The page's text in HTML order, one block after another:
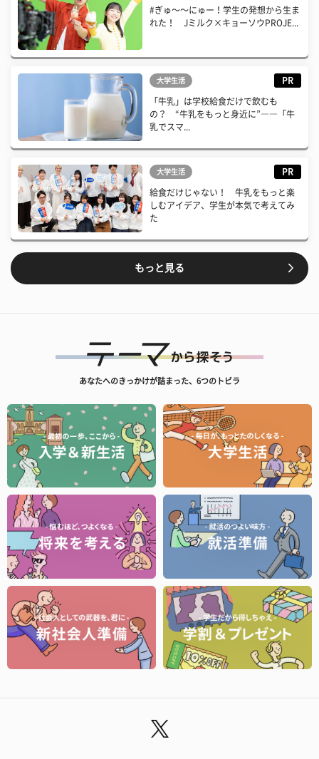
#ぎゅ〜〜にゅー！学生の発想から生ま
れた！ Jミルク×キョーソウPROJE...
大学生活 PR
「牛乳」は学校給食だけで飲むも
の？ “牛乳をもっと身近に”――「牛
乳でスマ...
大学生活 PR
給食だけじゃない！ 牛乳をもっと楽
しむアイデア、学生が本気で考えてみ
た
もっと見る
あなたへのきっかけが詰まった、6つのトビラ